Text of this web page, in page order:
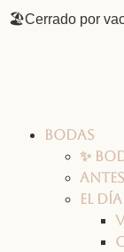
🏖️Cerrado por
Bodas
✨
El